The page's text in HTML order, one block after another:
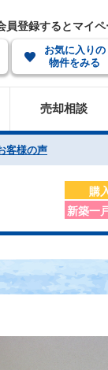
員登録するとマイ
お気に入りの
物件をみる
売却相談
客様の声
購
新築一